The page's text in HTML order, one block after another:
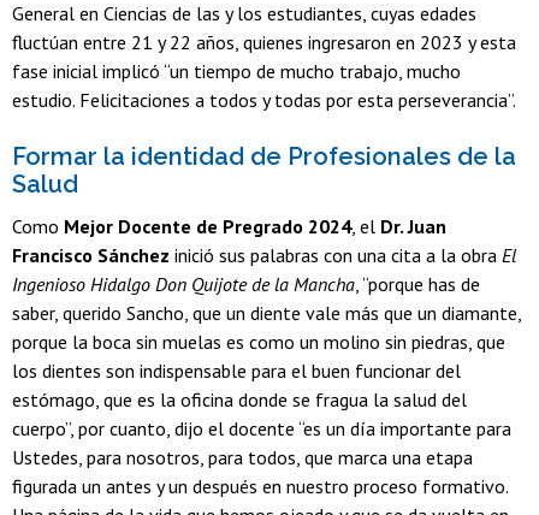
General en Ciencias de las y los estudiantes, cuyas edades
fluctúan entre 21 y 22 años, quienes ingresaron en 2023 y esta
fase inicial implicó “un tiempo de mucho trabajo, mucho
estudio. Felicitaciones a todos y todas por esta perseverancia”.
Formar la identidad de Profesionales de la
Salud
Como Mejor Docente de Pregrado 2024, el Dr. Juan
Francisco Sánchez inició sus palabras con una cita a la obra El
Ingenioso Hidalgo Don Quijote de la Mancha, “porque has de
saber, querido Sancho, que un diente vale más que un diamante,
porque la boca sin muelas es como un molino sin piedras, que
los dientes son indispensable para el buen funcionar del
estómago, que es la oficina donde se fragua la salud del
cuerpo”, por cuanto, dijo el docente “es un día importante para
Ustedes, para nosotros, para todos, que marca una etapa
figurada un antes y un después en nuestro proceso formativo.